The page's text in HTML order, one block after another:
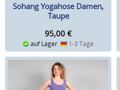
Sohang Yogahose Damen,
Taupe
95,00 €
auf Lager 1-3 Tage